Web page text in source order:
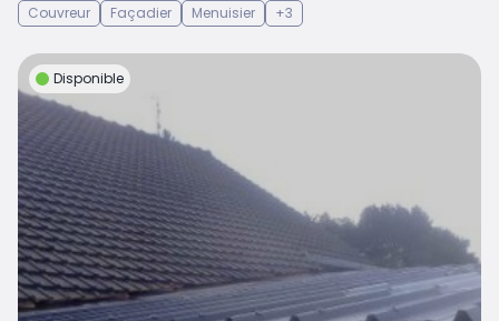
Couvreur
Façadier Menuisier +3
Disponible